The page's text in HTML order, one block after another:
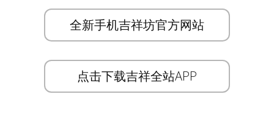
全新手机吉祥坊官方网站
点击下载吉祥全站APP